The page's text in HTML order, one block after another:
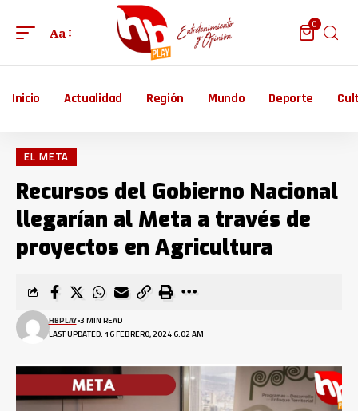
Aa
0
Inicio Actualidad Región Mundo Deporte
EL META
Recursos del Gobierno Nacional
llegarían al Meta a través de
proyectos en Agricultura
LAST UPDATED: 16 FEBRERO, 2024 6:02 AM
HBPLAY 3 MIN READ